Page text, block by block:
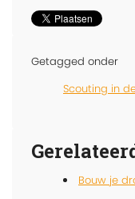
Getagged onder
Scouting in
Bouw je